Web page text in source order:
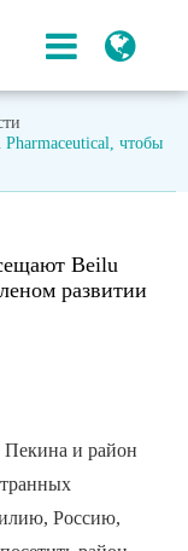
чтобы
Beilu
развитии
Пекина и район
Россию,